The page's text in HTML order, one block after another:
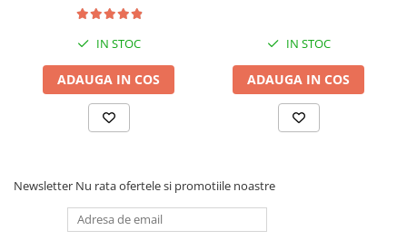
IN STOC
ADAUGA IN COS
IN STOC
ADAUGA IN COS
Newsletter Nu rata ofertele si promotiile noastre